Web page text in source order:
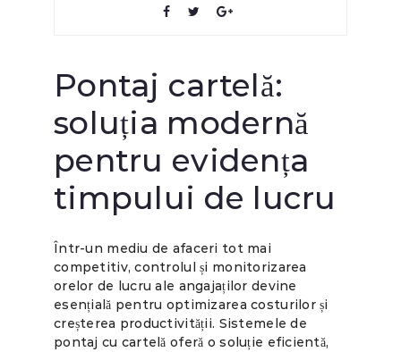
Pontaj cartelă:
soluția modernă
pentru evidența
timpului de lucru
Într-un mediu de afaceri tot mai
competitiv, controlul și monitorizarea
orelor de lucru ale angajaților devine
esențială pentru optimizarea costurilor și
creșterea productivității. Sistemele de
pontaj cu cartelă oferă o soluție eficientă,